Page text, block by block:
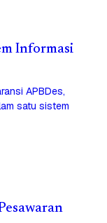
Informasi
APBDes,
satu sistem